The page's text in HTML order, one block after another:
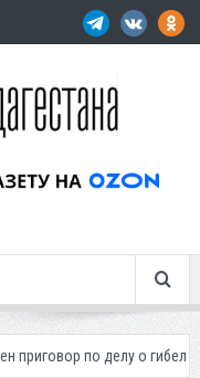
о гибели подростка в ДТП